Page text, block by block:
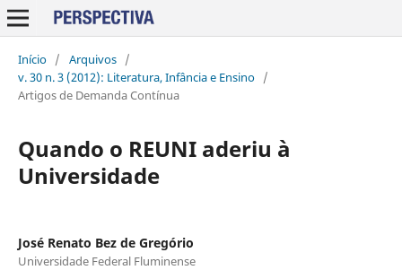
Início / Arquivos /
v. 30 n. 3 (2012): Literatura, Infância e Ensino /
Artigos de Demanda Contínua
Quando o REUNI aderiu à
Universidade
José Renato Bez de Gregório
Universidade Federal Fluminense